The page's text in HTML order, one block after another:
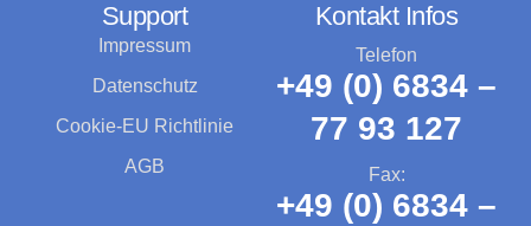
Support
Impressum
Datenschutz
Cookie-EU Richtlinie
AGB
Kontakt Infos
Telefon
+49 (0) 6834 –
77 93 127
Fax:
+49 (0) 6834 –